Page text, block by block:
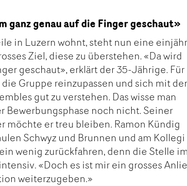
ganz genau auf die Finger geschaut»
in Luzern wohnt, steht nun eine
Ziel, diese zu überstehen. «Da wird
geschaut», erklärt der 35-Jährige. Für
Gruppe reinzupassen und sich mit
gut zu verstehen. Das wisse man
Bewerbungsphase noch nicht. Seiner
möchte er treu bleiben. Ramon Kündig
Schwyz und Brunnen und am Kollegi
wenig zurückfahren, denn die Stelle
«Doch es ist mir ein grosses
weiterzugeben.»